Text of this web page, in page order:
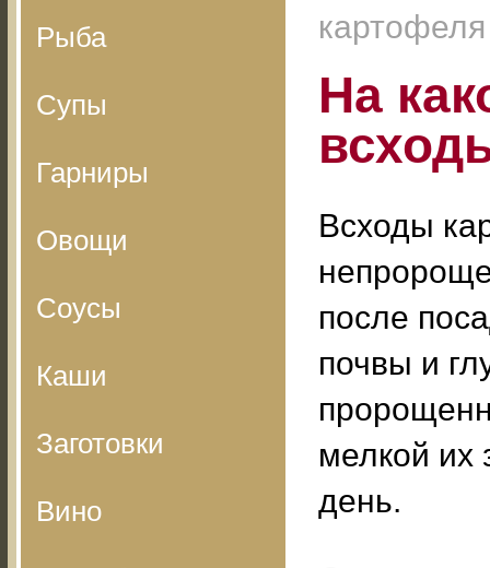
Рыба
Супы
Гарниры
Овощи
Соусы
Каши
Заготовки
Вино
картофеля
На
Всходы
после
почвы и
мелкой их
день.